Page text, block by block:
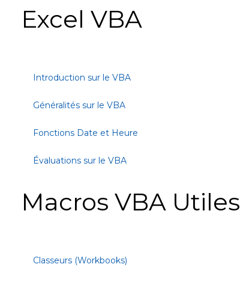
Excel VBA
Introduction sur le VBA
Généralités sur le VBA
Fonctions Date et Heure
Évaluations sur le VBA
Macros VBA Utiles
Classeurs (Workbooks)